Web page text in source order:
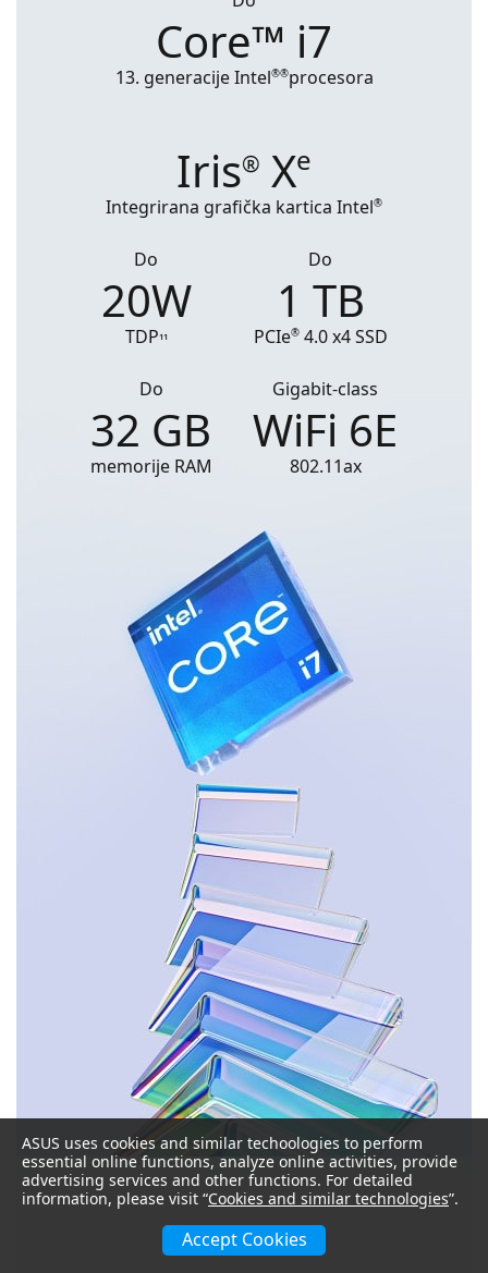
Core™ i7
13. generacije Intel®®procesora
Iris® Xe
Integrirana grafička kartica Intel®
Do
20W
TDP11
Do
1 TB
PCIe®4.0 x4 SSD
Do
32 GB
memorije RAM
Gigabit-class
WiFi 6E
802.11ax
ASUS uses cookies and similar techoologies to perform
essential online functions, analyze online activities, provide
advertising services and other functions. For detailed
information, please visit “Cookies and similar technologies”.
Accept Cookies